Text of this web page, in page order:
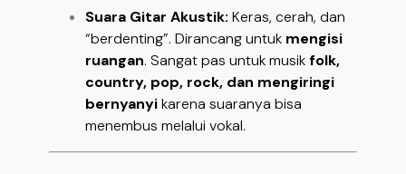
Suara Gitar Akustik: Keras, cerah, dan
“berdenting”. Dirancang untuk mengisi
ruangan. Sangat pas untuk musikfolk,
country, pop, rock, dan mengiringi
bernyanyikarena suaranya bisa
menembus melalui vokal.